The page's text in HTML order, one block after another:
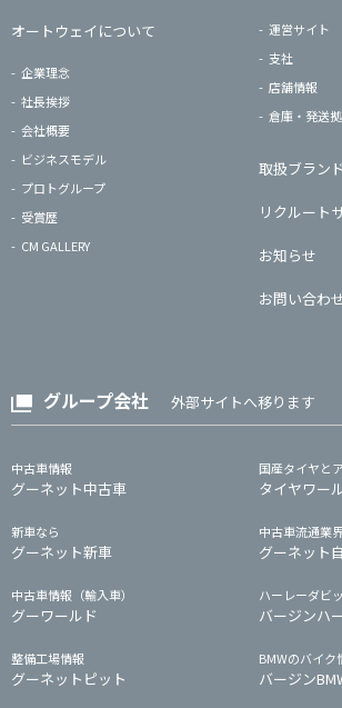
オートウェイについて
企業理念
社長挨拶
会社概要
ビジネスモデル
プロトグループ
受賞歴
CM GALLERY
運営サイト
支社
店舗情報
倉庫・発送
取扱ブランド
リクルート
お知らせ
お問い合わ
グループ会社 外部サイトへ移ります
中古車情報
グーネット中古車
新車なら
グーネット新車
中古車情報（輸入車）
グーワールド
整備工場情報
グーネットピット
国産タイヤと
タイヤワー
中古車流通業
グーネット
ハーレーダビ
バージンハ
BMWのバイク
バージン